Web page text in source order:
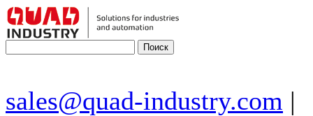
sales@quad-industry.com |